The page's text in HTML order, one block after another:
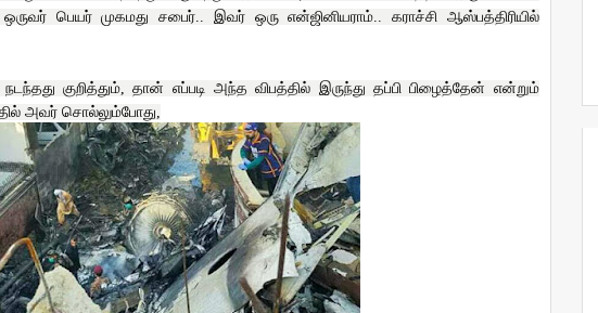
பெயர் முகமது சபைர்.. இவர் ஒரு என்ஜினியராம்.. கராச்சி ஆஸ்பத்திரியில்
நடந்தது குறித்தும், தான் எப்படி அந்த விபத்தில் இருந்து தப்பி பிழைத்தேன் என்றும்
அவர் சொல்லும்போது,